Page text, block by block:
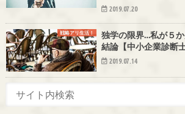
2019.07.20
戦略アリ生活！
独学の限界…私が５
結論【中小企業診断
2019.07.14